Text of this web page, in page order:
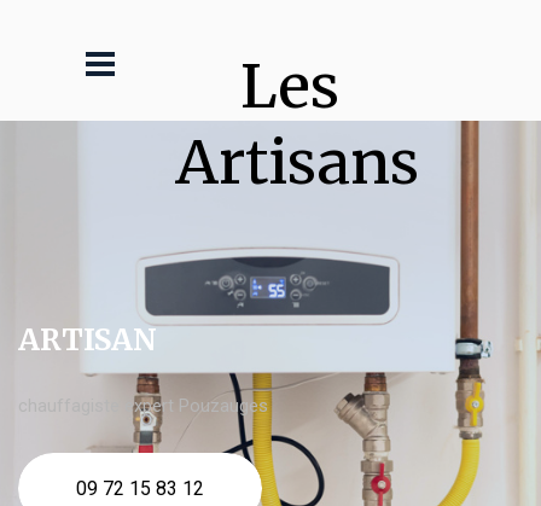
Les
Artisans
ARTISAN
chauffagiste expert Pouzauges
09 72 15 83 12